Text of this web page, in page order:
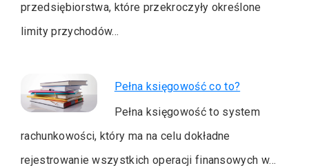
przedsiębiorstwa, które przekroczyły określone
limity przychodów…
Pełna księgowość co to?
Pełna księgowość to system
rachunkowości, który ma na celu dokładne
rejestrowanie wszystkich operacji finansowych w…